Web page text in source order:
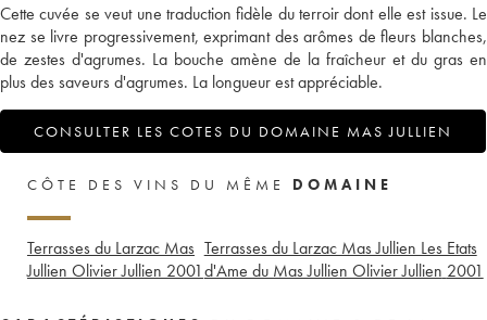
Cette cuvée se veut une traduction fidèle du terroir dont elle est issue. Le
nez se livre progressivement, exprimant des arômes de fleurs blanches,
de zestes d'agrumes. La bouche amène de la fraîcheur et du gras en
plus des saveurs d'agrumes. La longueur est appréciable.
CONSULTER LES COTES DU DOMAINE MAS JULLIEN
CÔTE DES VINS DU MÊME DOMAINE
Terrasses du Larzac Mas
Jullien Olivier Jullien 2001
Terrasses du Larzac Mas Jullien Les Etats
d'Ame du Mas Jullien Olivier Jullien 2001